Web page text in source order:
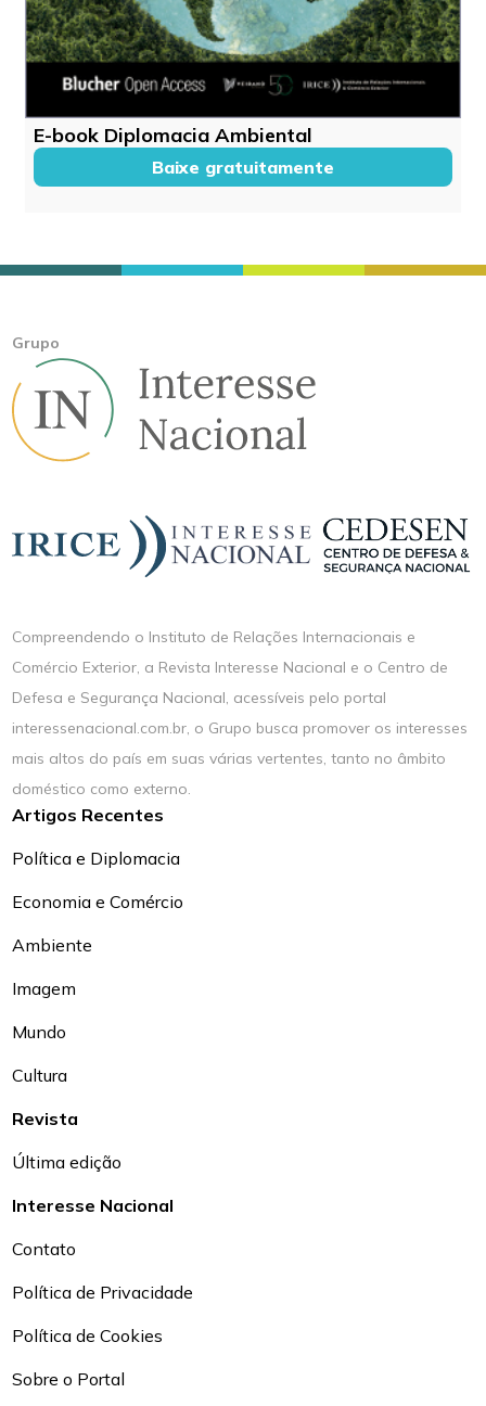
E-book Diplomacia Ambiental
Baixe gratuitamente
Grupo
Compreendendo o Instituto de Relações Internacionais e
Comércio Exterior, a Revista Interesse Nacional e o Centro de
Defesa e Segurança Nacional, acessíveis pelo portal
interessenacional.com.br, o Grupo busca promover os interesses
mais altos do país em suas várias vertentes, tanto no âmbito
doméstico como externo.
Artigos Recentes
Política e Diplomacia
Economia e Comércio
Ambiente
Imagem
Mundo
Cultura
Revista
Última edição
Interesse Nacional
Contato
Política de Privacidade
Política de Cookies
Sobre o Portal